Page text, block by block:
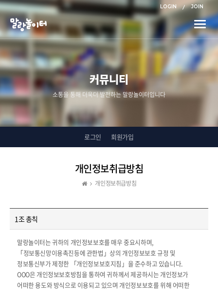
LOGIN JOIN
Toggle
커뮤니티
소통을 통해 더욱더 발전하는 말랑놀이터입니다
로그인 회원가입
개인정보취급방침
개인정보취급방침
1조 총칙
말랑놀이터는 귀하의 개인정보보호를 매우 중요시하며,
「정보통신망이용촉진등에 관한법」상의 개인정보보호 규정 및
정보통신부가 제정한 「개인정보보호지침」을 준수하고 있습니다.
OOO은 개인정보보호방침을 통하여 귀하께서 제공하시는 개인정보가
어떠한 용도와 방식으로 이용되고 있으며 개인정보보호를 위해 어떠한